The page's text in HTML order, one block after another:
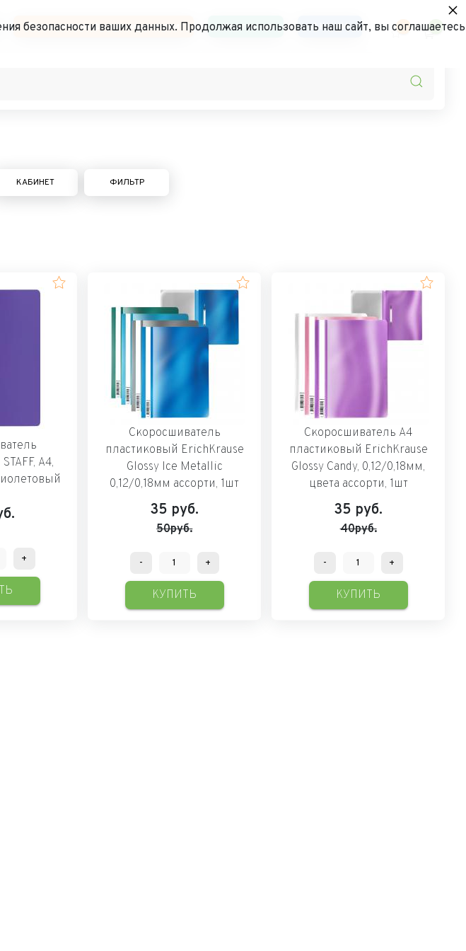
Политика конфиденциальности Контакты АКЦИИ 0 0
КАБИНЕТ ФИЛЬТР
А4,
+
Скоросшиватель
пластиковый ErichKrause
Glossy Ice Metallic
0,12/0,18мм ассорти, 1шт
35 руб.
50руб.
- +
КУПИТЬ
Скоросшиватель А4
пластиковый ErichKrause
Glossy Candy, 0,12/0,18мм,
цвета ассорти, 1шт
35 руб.
40руб.
- +
КУПИТЬ
безопасности ваших данных. Продолжая использовать наш сайт, вы
×